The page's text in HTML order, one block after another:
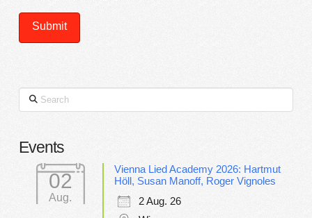
Search
Events
02
Aug.
Vienna Lied Academy 2026: Hartmut
Höll, Susan Manoff, Roger Vignoles
2 Aug. 26